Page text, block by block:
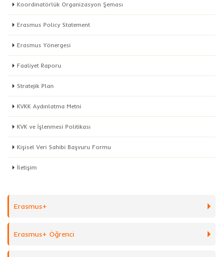
Koordinatörlük Organizasyon Şeması
Erasmus Policy Statement
Erasmus Yönergesi
Faaliyet Raporu
Stratejik Plan
KVKK Aydınlatma Metni
KVK ve İşlenmesi Politikası
Kişisel Veri Sahibi Başvuru Formu
İletişim
Erasmus+
Erasmus+ Öğrenci